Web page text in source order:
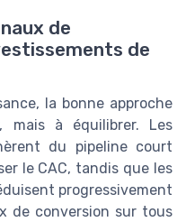
de
de
la bonne approche
mais à équilibrer. Les
du pipeline court
le CAC, tandis que les
progressivement
de conversion sur tous